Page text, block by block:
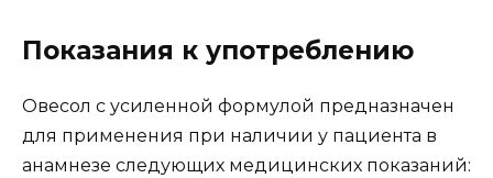
Показания к употреблению
Овесол с усиленной формулой предназначен
для применения при наличии у пациента в
анамнезе следующих медицинских показаний: